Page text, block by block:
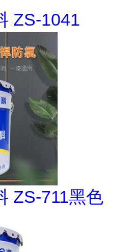
ZS-1041
ZS-711黑色